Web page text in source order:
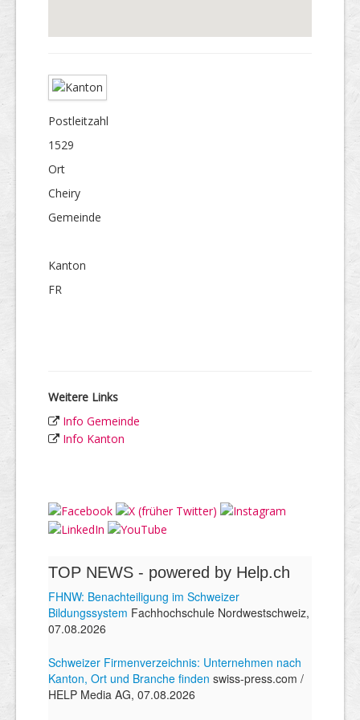
Postleitzahl
1529
Ort
Cheiry
Gemeinde
Kanton
FR
Weitere Links
Info Gemeinde
Info Kanton